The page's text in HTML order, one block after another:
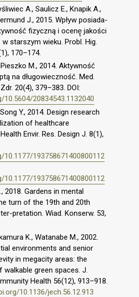
A., Saulicz E., Knapik A.,
J., 2015. Wpływ posiada-
fizyczną i ocenę̨ jakości
starszym wieku. Probl. Hig.
170–174.
M., 2014. Aktywność́
na długowieczność́. Med.
20(4), 379–383. DOI:
20834543.1132040
Y., 2014. Design research
of healthcare
Envir. Res. Design J. 8(1),
193758671400800112
193758671400800112
2018. Gardens in mental
turn of the 19th and 20th
pretation. Wiad. Konserw. 53,
K., Watanabe M., 2002.
environments and senior
in megacity areas: the
green spaces. J.
Health 56(12), 913–918.
10.1136/jech.56.12.913